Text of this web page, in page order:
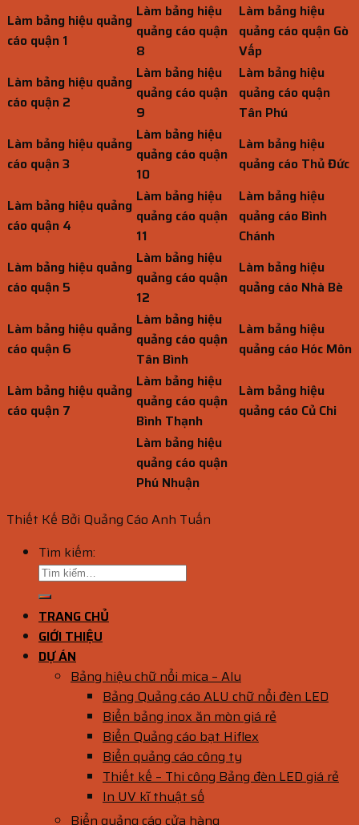
Làm bảng hiệu quảng
cáo quận 1
Làm bảng hiệu
quảng cáo quận
8
Làm bảng hiệu
quảng cáo quận Gò
Vấp
Làm bảng hiệu quảng
cáo quận 2
Làm bảng hiệu
quảng cáo quận
9
Làm bảng hiệu
quảng cáo quận
Tân Phú
Làm bảng hiệu quảng
cáo quận 3
Làm bảng hiệu
quảng cáo quận
10
Làm bảng hiệu
quảng cáo Thủ Đức
Làm bảng hiệu quảng
cáo quận 4
Làm bảng hiệu
quảng cáo quận
11
Làm bảng hiệu
quảng cáo Bình
Chánh
Làm bảng hiệu quảng
cáo quận 5
Làm bảng hiệu
quảng cáo quận
12
Làm bảng hiệu
quảng cáo Nhà Bè
Làm bảng hiệu quảng
cáo quận 6
Làm bảng hiệu
quảng cáo quận
Tân Bình
Làm bảng hiệu
quảng cáo Hóc Môn
Làm bảng hiệu quảng
cáo quận 7
Làm bảng hiệu
quảng cáo quận
Bình Thạnh
Làm bảng hiệu
quảng cáo Củ Chi
Làm bảng hiệu
quảng cáo quận
Phú Nhuận
Thiết Kế Bởi Quảng Cáo Anh Tuấn
Tìm kiếm:
TRANG CHỦ
GIỚI THIỆU
DỰ ÁN
Bảng hiệu chữ nổi mica – Alu
Bảng Quảng cáo ALU chữ nổi đèn LED
Biển bảng inox ăn mòn giá rẻ
Biển Quảng cáo bạt Hiflex
Biển quảng cáo công ty
Thiết kế – Thi công Bảng đèn LED giá rẻ
In UV kĩ thuật số
Biển quảng cáo cửa hàng